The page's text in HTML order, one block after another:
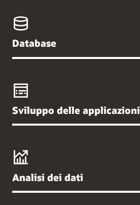
Database
Sviluppo delle applicazioni
Analisi dei dati